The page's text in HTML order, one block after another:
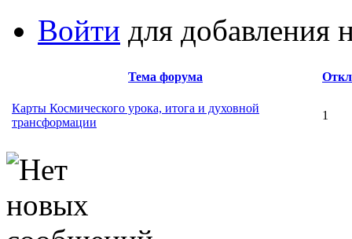
Войти для добавления
Тема форума
Карты Космического урока, итога и духовной
трансформации
1